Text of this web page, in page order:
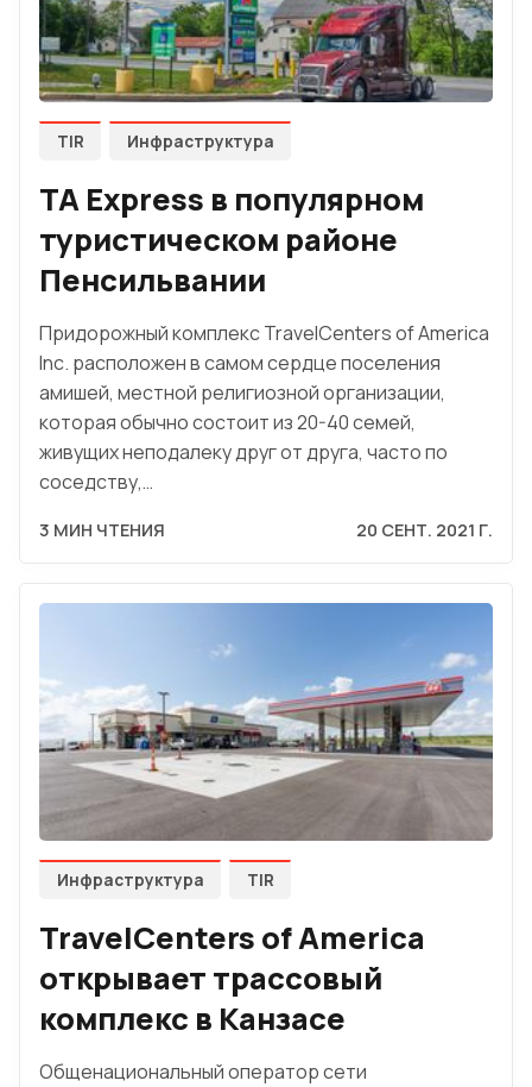
TIR Инфраструктура
TA Express в популярном
туристическом районе
Пенсильвании
Придорожный комплекс TravelCenters of America
Inc. расположен в самом сердце поселения
амишей, местной религиозной организации,
которая обычно состоит из 20-40 семей,
живущих неподалеку друг от друга, часто по
соседству,…
3 МИН ЧТЕНИЯ 20 СЕНТ. 2021 Г.
Инфраструктура TIR
TravelCenters of America
открывает трассовый
комплекс в Канзасе
Общенациональный оператор сети